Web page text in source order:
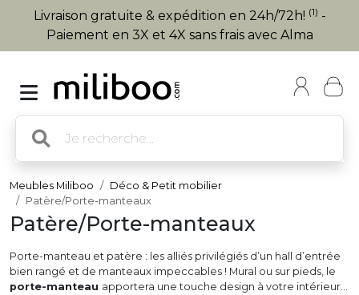
Livraison gratuite & expédition en 24h/72h! (1) -
Paiement en 3X et 4X sans frais avec Alma
Meubles Miliboo
Déco & Petit mobilier
Patère/Porte-manteaux
Patère/Porte-manteaux
Porte-manteau et patère : les alliés privilégiés d’un hall d’entrée
bien rangé et de manteaux impeccables ! Mural ou sur pieds, le
porte-manteau apportera une touche design à votre intérieur.